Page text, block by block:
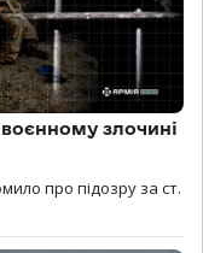
злочині
про підозру за ст.